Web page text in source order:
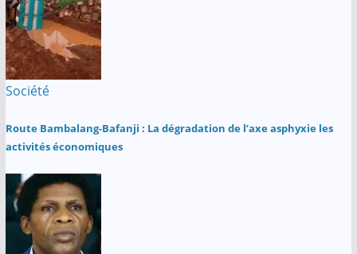
Société
Route Bambalang-Bafanji : La dégradation de l’axe asphyxie les
activités économiques